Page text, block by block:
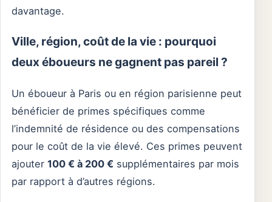
davantage.
Ville, région, coût de la vie : pourquoi
deux éboueurs ne gagnent pas pareil ?
Un éboueur à Paris ou en région parisienne peut
bénéficier de primes spécifiques comme
l’indemnité de résidence ou des compensations
pour le coût de la vie élevé. Ces primes peuvent
ajouter 100 € à 200 € supplémentaires par mois
par rapport à d’autres régions.